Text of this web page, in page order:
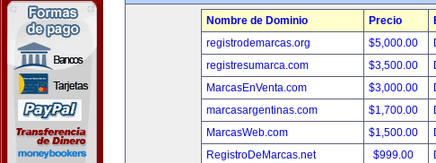
Nombre de Dominio Precio
registrodemarcas.org
$5,000.00
registresumarca.com
$3,500.00
MarcasEnVenta.com
$3,000.00
marcasargentinas.com
$1,700.00
MarcasWeb.com
$1,500.00
RegistroDeMarcas.net
$999.00